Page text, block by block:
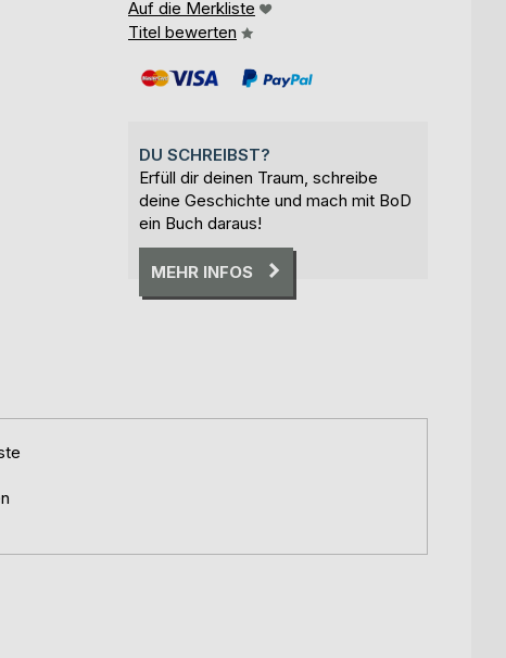
Auf die Merkliste
Titel bewerten
DU SCHREIBST?
Erfüll dir deinen Traum, schreibe
deine Geschichte und mach mit BoD
ein Buch daraus!
MEHR INFOS